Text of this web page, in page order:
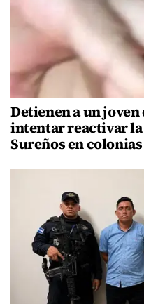
Detienen a un
intentar reactivar
Sureños en